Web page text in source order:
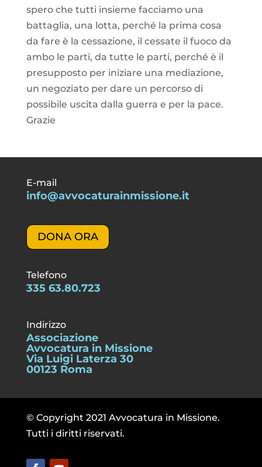
spero che tutti insieme facciamo una
battaglia, una lotta, perché la prima cosa
da fare è la cessazione, il cessate il fuoco da
ambo le parti, da tutte le parti, perché è il
presupposto per iniziare una mediazione,
un negoziato per dare un percorso di
possibile uscita dalla guerra e per la pace.
Grazie
E-mail
info@avvocaturainmissione.it
DONA ORA
Telefono
335 63.80.723
Indirizzo
Associazione
Avvocatura in Missione
Via Luigi Laterza 30
00123 Roma
© Copyright 2021 Avvocatura in Missione.
Tutti i diritti riservati.